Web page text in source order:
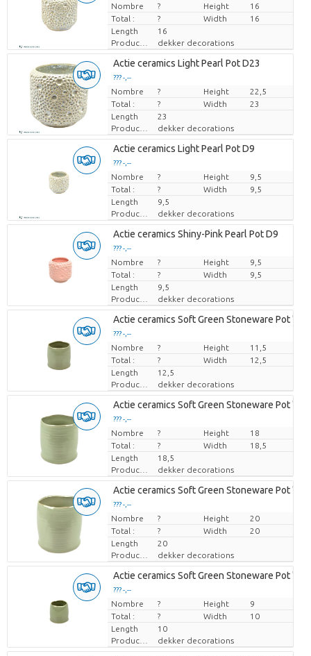
Prix par pièce
Nombre ? Height
16
Total :
? Width
16
Length
16
Producteur
dekker decorations
Actie ceramics Light Pearl Pot D23
??? -,--
Prix par pièce
Nombre ? Height
22,5
Total :
? Width
23
Length
23
Producteur
dekker decorations
Actie ceramics Light Pearl Pot D9
??? -,--
Prix par pièce
Nombre ? Height
9,5
Total :
? Width
9,5
Length
9,5
Producteur
dekker decorations
Actie ceramics Shiny-Pink Pearl Pot D9
??? -,--
Prix par pièce
Nombre ? Height
9,5
Total :
? Width
9,5
Length
9,5
Producteur
dekker decorations
Actie ceramics Soft Green Stoneware Pot
??? -,--
Prix par pièce
Nombre ? Height
11,5
Total :
? Width
12,5
Length
12,5
Producteur
dekker decorations
Actie ceramics Soft Green Stoneware Pot
??? -,--
Prix par pièce
Nombre ? Height
18
Total :
? Width
18,5
Length
18,5
Producteur
dekker decorations
Actie ceramics Soft Green Stoneware Pot
??? -,--
Prix par pièce
Nombre ? Height
20
Total :
? Width
20
Length
20
Producteur
dekker decorations
Actie ceramics Soft Green Stoneware Pot
??? -,--
Prix par pièce
Nombre ? Height
9
Total :
? Width
10
Length
10
Producteur
dekker decorations